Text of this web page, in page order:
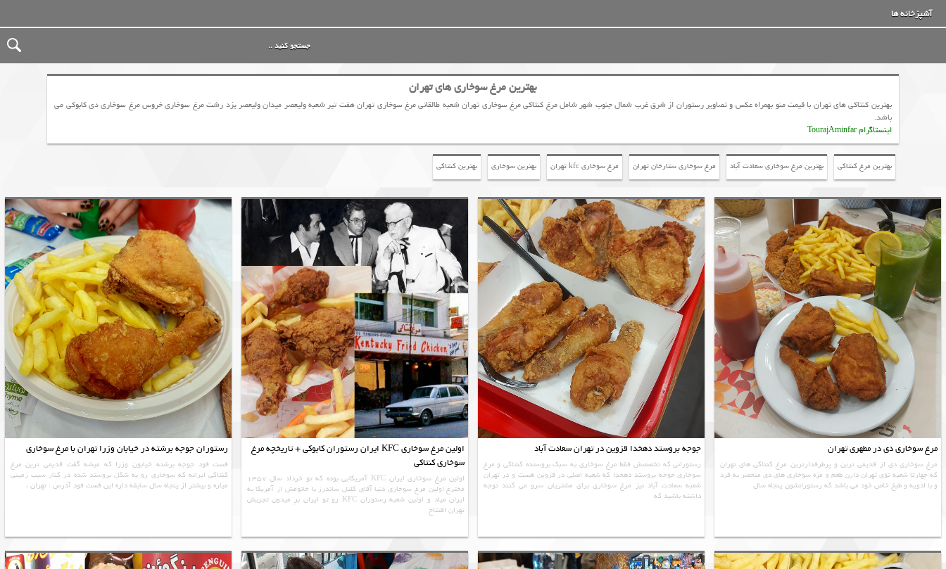
آشپزخانه ها
بهترین مرغ سوخاری های تهران
بهترین کنتاکی های تهران با قیمت منو بهمراه عکس و تصاویر رستوران از شرق غرب شمال جنوب شهر شامل مرغ کنتاکی مرغ سوخاری تهران شعبه طالقانی مرغ سوخاری تهران هفت تیر شعبه ولیعصر میدان ولیعصر یزد رشت مرغ سوخاري خروس مرغ سوخاری دی كابوكي می
باشد.
اینستاگرام TourajAminfar
بهترین مرغ کنتاکی بهترین مرغ سوخاری سعادت آباد مرغ سوخاری ستارخان تهران مرغ سوخاری kfc تهران بهترین سوخاری بهترین کنتاکی
مرغ سوخاری دی در مطهری تهران
مرغ سوخاری دی از قدیمی ترین و پرطرفدارترین مرغ کنتاکی های تهران
که چهارتا شعبه توی تهران دارن طعم و مزه سوخاری های دی منحصر به فرد
و با ادویه و طبخ خاص خود می باشد که رستورانشون پنجاه سال
جوجه بروستد دهخدا قزوین در تهران سعادت آباد
رستورانی که تخصصش فقط مرغ سوخاری به سبک بروستده کنتاکی و مرغ
سوخاری جوجه بروستد دهخدا که شعبه اصلی در قزوین هست و در تهران
شعبه سعادت آباد نیز مرغ سوخاری برای مشتریان سرو می کنند توجه
داشته باشید که
اولین مرغ سوخاری KFC ایران رستوران کابوکی + تاریخچه مرغ
سوخاری کنتاکی
اولین مرغ سوخاری ایران KFC آمریکایی بوده که تو خرداد سال 1357
مخترع اولین مرغ سوخاری دنیا آقای کلنل ساندرز با خانومش از آمریکا به
ایران میاد و اولین شعبه رستوران KFC رو تو ایران برِ میدون تجریش
تهران افتتاح
رستوران جوجه برشته در خیابان وزرا تهران با مرغ سوخاری
فست فود جوجه برشته خیابون وزرا که میشه گفت قدیمی ترین مرغ
کنتاکی ایرانه که سوخاری رو به شکل بروستد شده در کنار سیب زمینی
میاره و بیشتر از پنجاه سال سابقه داره این فست فود آدرس : تهران ،